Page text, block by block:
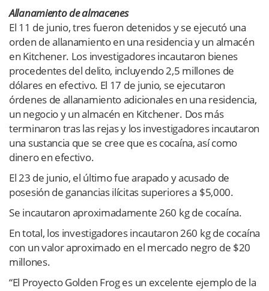
Allanamiento de almacenes
El 11 de junio, tres fueron detenidos y se ejecutó una
orden de allanamiento en una residencia y un almacén
en Kitchener. Los investigadores incautaron bienes
procedentes del delito, incluyendo 2,5 millones de
dólares en efectivo. El 17 de junio, se ejecutaron
órdenes de allanamiento adicionales en una residencia,
un negocio y un almacén en Kitchener. Dos más
terminaron tras las rejas y los investigadores incautaron
una sustancia que se cree que es cocaína, así como
dinero en efectivo.
El 23 de junio, el último fue arapado y acusado de
posesión de ganancias ilícitas superiores a $5,000.
Se incautaron aproximadamente 260 kg de cocaína.
En total, los investigadores incautaron 260 kg de cocaína
con un valor aproximado en el mercado negro de $20
millones.
“El Proyecto Golden Frog es un excelente ejemplo de la